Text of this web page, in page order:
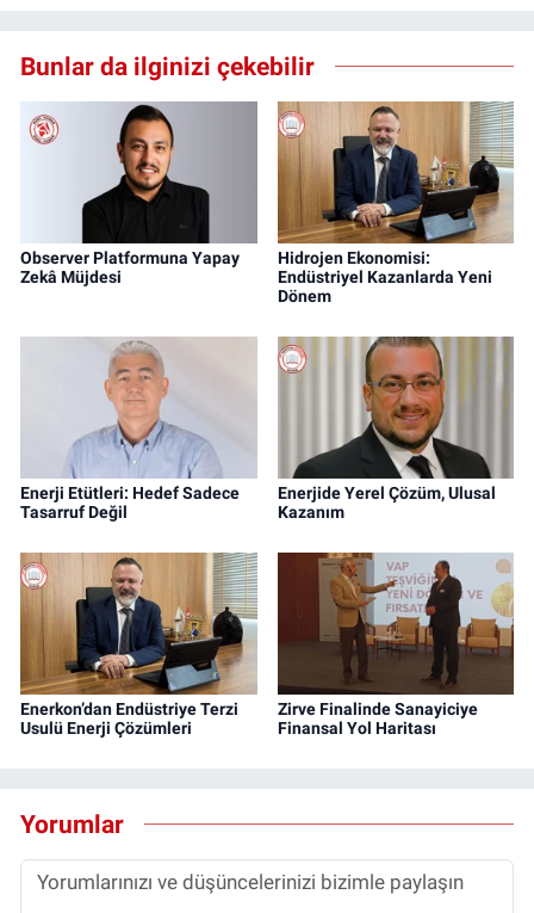
Bunlar da ilginizi çekebilir
Observer Platformuna Yapay
Zekâ Müjdesi
Hidrojen Ekonomisi:
Endüstriyel Kazanlarda Yeni
Dönem
Enerji Etütleri: Hedef Sadece
Tasarruf Değil
Enerjide Yerel Çözüm, Ulusal
Kazanım
Enerkon’dan Endüstriye Terzi
Usulü Enerji Çözümleri
Zirve Finalinde Sanayiciye
Finansal Yol Haritası
Yorumlar